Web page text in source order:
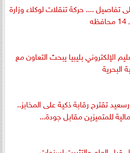
تفاصيل .... حركة تنقلات لوكلاء وزارة
الإلكتروني بليبيا يبحث التعاون مع
البحرية
تقترح رقابة ذكية على المخابز..
للمتميزين مقابل جودة...